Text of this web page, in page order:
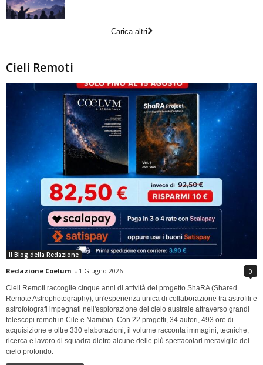
Carica altri
Cieli Remoti
Il Blog della Redazione
Redazione Coelum - 1 Giugno 2026 0
Cieli Remoti raccoglie cinque anni di attività del progetto ShaRA (Shared
Remote Astrophotography), un'esperienza unica di collaborazione tra astrofili e
astrofotografi impegnati nell'esplorazione del cielo australe attraverso grandi
telescopi remoti in Cile e Namibia. Con 22 progetti, 34 autori, 493 ore di
acquisizione e oltre 330 elaborazioni, il volume racconta immagini, tecniche,
ricerca e lavoro di squadra dietro alcune delle più spettacolari meraviglie del
cielo profondo.